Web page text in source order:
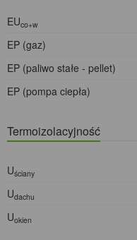
EUco+w
EP (gaz)
EP (paliwo stałe - pellet)
EP (pompa ciepła)
Termoizolacyjność
Uściany
Udachu
Uokien